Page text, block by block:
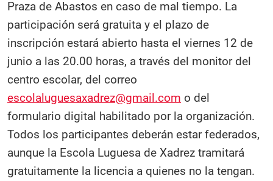
Praza de Abastos en caso de mal tiempo. La
participación será gratuita y el plazo de
inscripción estará abierto hasta el viernes 12 de
junio a las 20.00 horas, a través del monitor del
centro escolar, del correo
escolaluguesaxadrez@gmail.com o del
formulario digital habilitado por la organización.
Todos los participantes deberán estar federados,
aunque la Escola Luguesa de Xadrez tramitará
gratuitamente la licencia a quienes no la tengan.